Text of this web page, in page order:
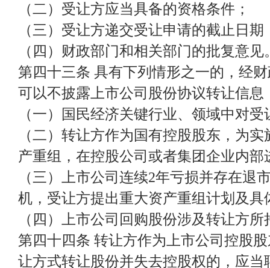
（二）受让方应当具备的资格条件；
（三）受让方递交受让申请的截止日期
（四）财政部门和相关部门的批复意见
第四十三条 具有下列情形之一的，经
可以不披露上市公司股份协议转让信息
（一）国民经济关键行业、领域中对
（二）转让方作为国有控股股东，为
产重组，在控股公司或者集团企业内部
（三）上市公司连续2年亏损并存在退
机，受让方提出重大资产重组计划及具
（四）上市公司回购股份涉及转让方
第四十四条 转让方作为上市公司控股
让方式转让股份并失去控股权的，应